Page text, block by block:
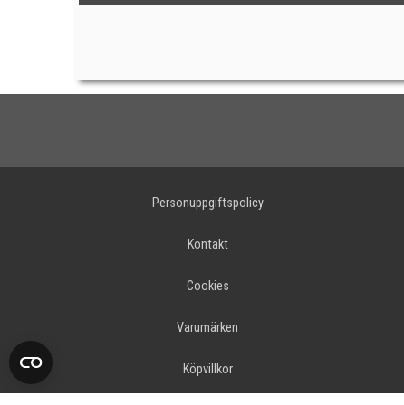
Personuppgiftspolicy
Kontakt
Cookies
Varumärken
Köpvillkor